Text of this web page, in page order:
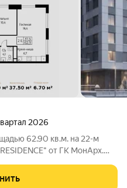
2026
62.90 кв.м. на 22-м
от ГК МонАрх.
городской жизнью и